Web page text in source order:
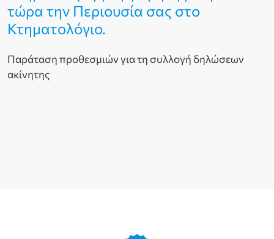
τώρα την Περιουσία σας στο
Κτηματολόγιο.
Παράταση προθεσμιών για τη συλλογή δηλώσεων
ακίνητης